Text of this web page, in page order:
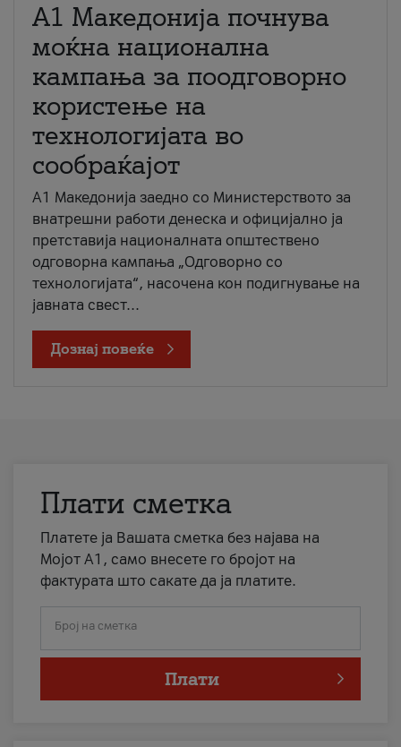
A1 Македонија почнува
моќна национална
кампања за поодговорно
користење на
технологијата во
сообраќајот
A1 Македонија заедно со Министерството за
внатрешни работи денеска и официјално ја
претставија националната општествено
одговорна кампања „Одговорно со
технологијата“, насочена кон подигнување на
јавната свест...
Дознај повеќе
Плати сметка
Платете ја Вашата сметка без најава на
Мојот А1, само внесете го бројот на
фактурата што сакате да ја платите.
Број на сметка
Плати